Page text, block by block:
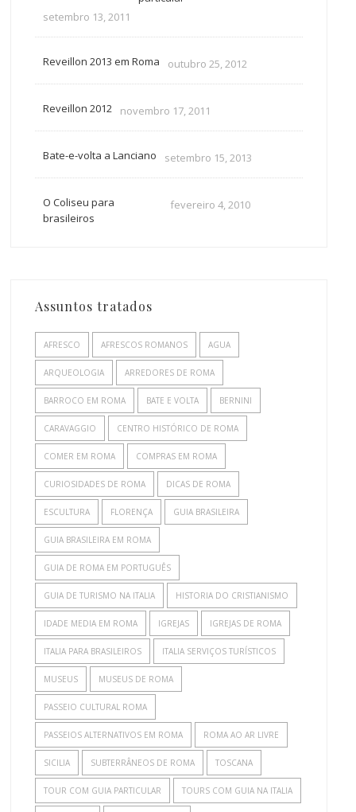
setembro 13, 2011
Reveillon 2013 em Roma outubro 25, 2012
Reveillon 2012 novembro 17, 2011
Bate-e-volta a Lanciano setembro 15, 2013
O Coliseu para
brasileiros
fevereiro 4, 2010
Assuntos tratados
AFRESCO AFRESCOS ROMANOS AGUA
ARQUEOLOGIA ARREDORES DE ROMA
BARROCO EM ROMA BATE E VOLTA BERNINI
CARAVAGGIO CENTRO HISTÓRICO DE ROMA
COMER EM ROMA COMPRAS EM ROMA
CURIOSIDADES DE ROMA DICAS DE ROMA
ESCULTURA FLORENÇA GUIA BRASILEIRA
GUIA BRASILEIRA EM ROMA
GUIA DE ROMA EM PORTUGUÊS
GUIA DE TURISMO NA ITALIA HISTORIA DO CRISTIANISMO
IDADE MEDIA EM ROMA IGREJAS IGREJAS DE ROMA
ITALIA PARA BRASILEIROS ITALIA SERVIÇOS TURÍSTICOS
MUSEUS MUSEUS DE ROMA
PASSEIO CULTURAL ROMA
PASSEIOS ALTERNATIVOS EM ROMA ROMA AO AR LIVRE
SICILIA SUBTERRÂNEOS DE ROMA TOSCANA
TOUR COM GUIA PARTICULAR TOURS COM GUIA NA ITALIA